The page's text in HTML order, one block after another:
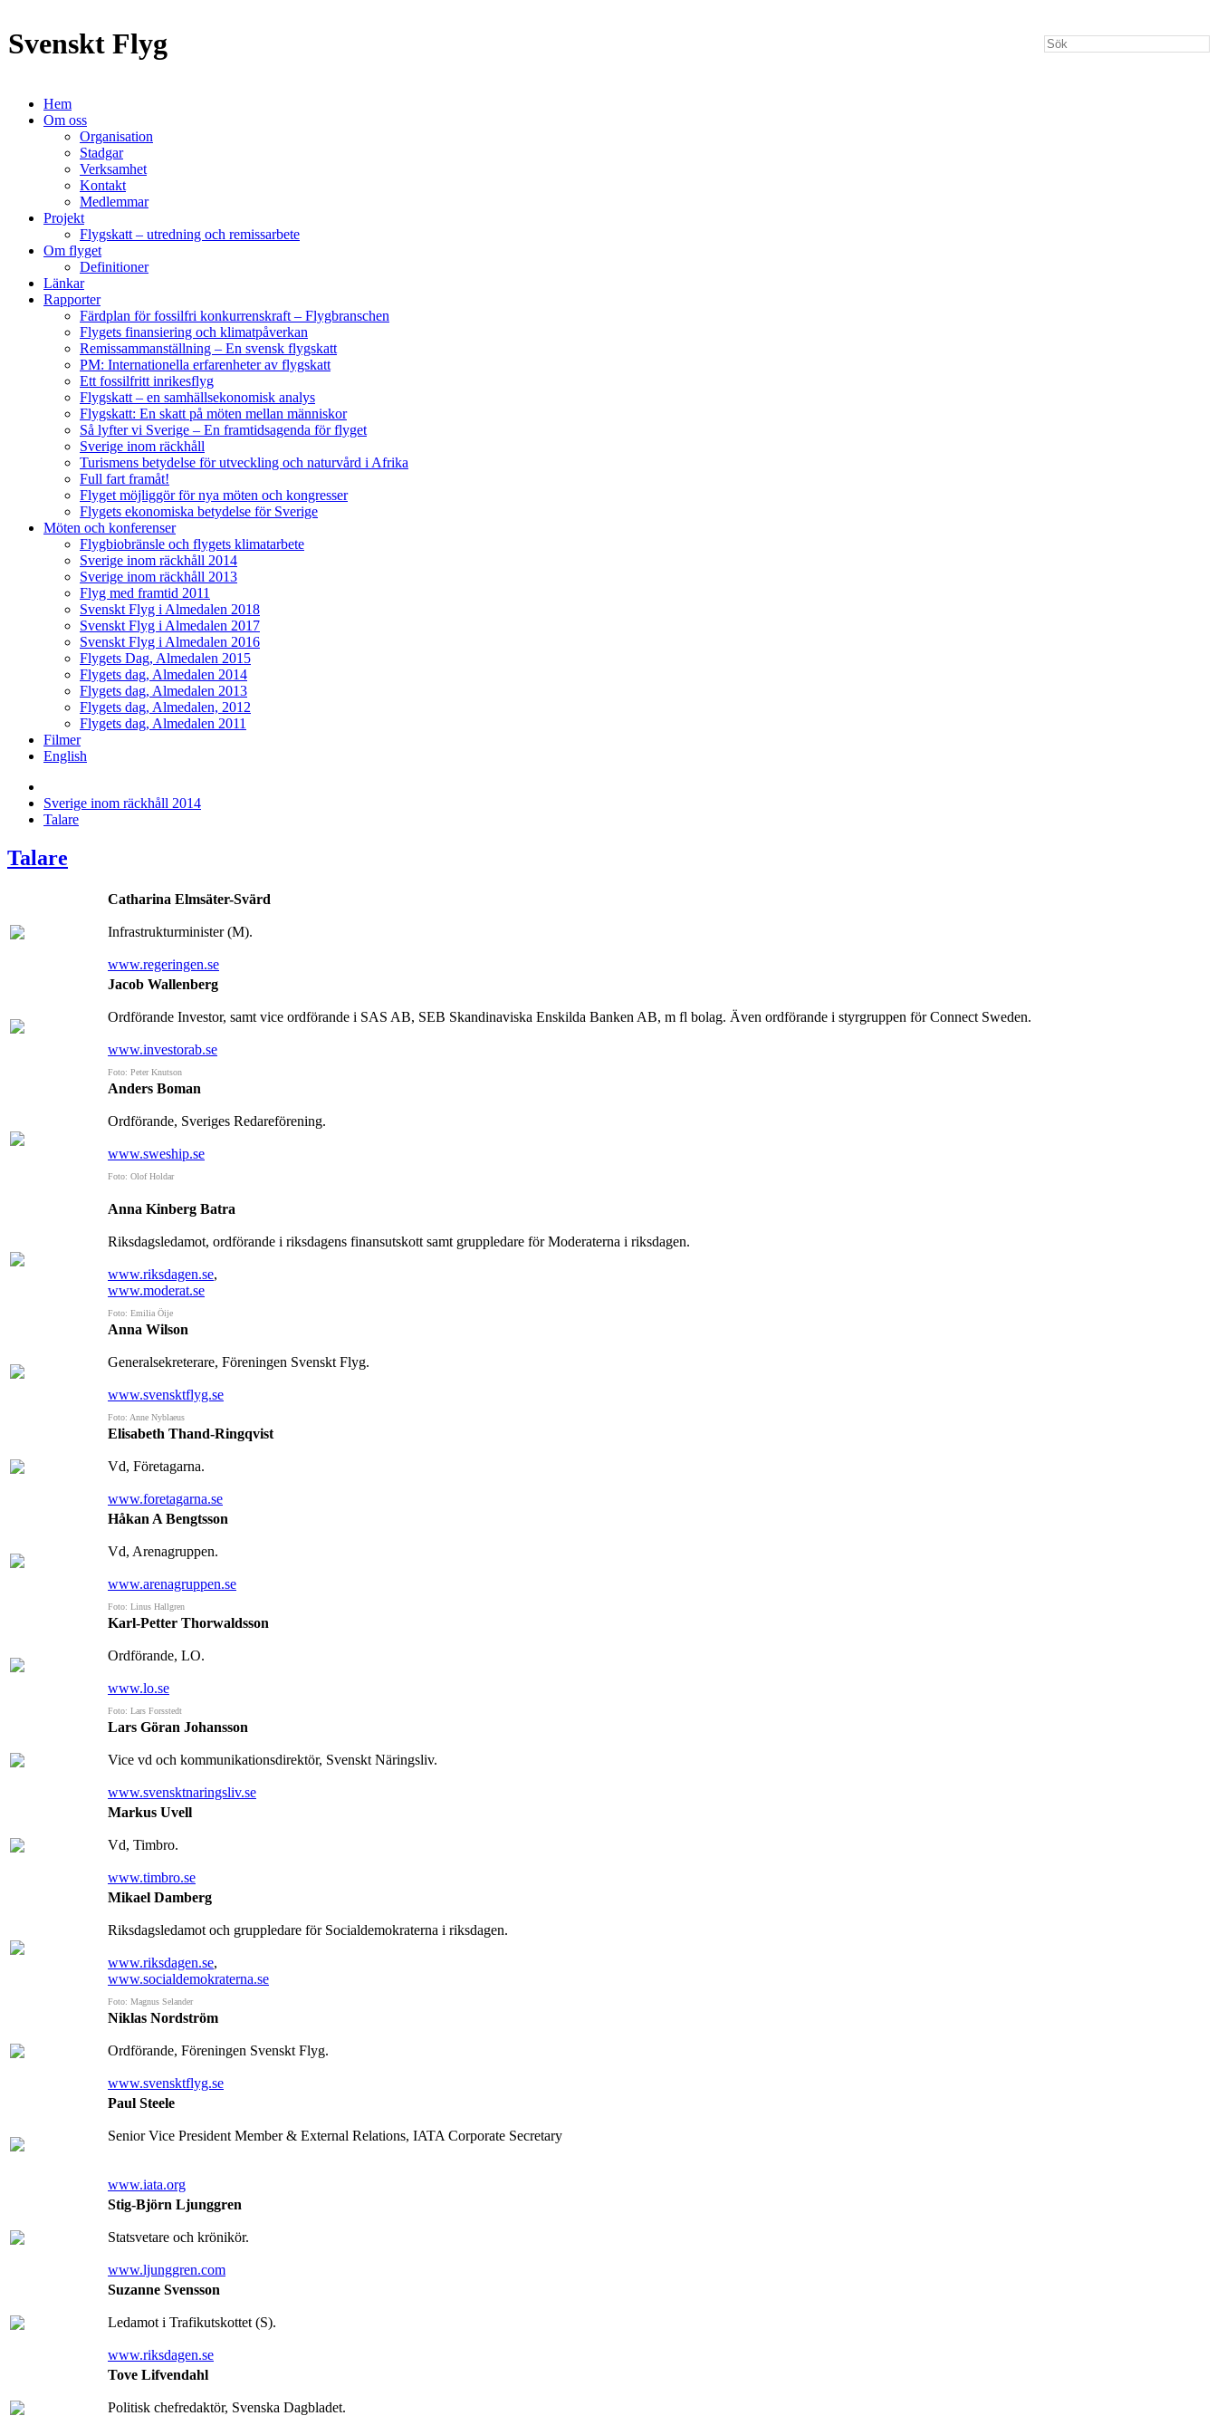
Svenskt Flyg
Hem
Om oss
Organisation
Stadgar
Verksamhet
Kontakt
Medlemmar
Projekt
Flygskatt – utredning och remissarbete
Om flyget
Definitioner
Länkar
Rapporter
Färdplan för fossilfri konkurrenskraft – Flygbranschen
Flygets finansiering och klimatpåverkan
Remissammanställning – En svensk flygskatt
PM: Internationella erfarenheter av flygskatt
Ett fossilfritt inrikesflyg
Flygskatt – en samhällsekonomisk analys
Flygskatt: En skatt på möten mellan människor
Så lyfter vi Sverige – En framtidsagenda för flyget
Sverige inom räckhåll
Turismens betydelse för utveckling och naturvård i Afrika
Full fart framåt!
Flyget möjliggör för nya möten och kongresser
Flygets ekonomiska betydelse för Sverige
Möten och konferenser
Flygbiobränsle och flygets klimatarbete
Sverige inom räckhåll 2014
Sverige inom räckhåll 2013
Flyg med framtid 2011
Svenskt Flyg i Almedalen 2018
Svenskt Flyg i Almedalen 2017
Svenskt Flyg i Almedalen 2016
Flygets Dag, Almedalen 2015
Flygets dag, Almedalen 2014
Flygets dag, Almedalen 2013
Flygets dag, Almedalen, 2012
Flygets dag, Almedalen 2011
Filmer
English
Sverige inom räckhåll 2014
Talare
Talare
Catharina Elmsäter-Svärd
Infrastrukturminister (M).
www.regeringen.se
Jacob Wallenberg
Ordförande Investor, samt vice ordförande i SAS AB, SEB Skandinaviska Enskilda Banken AB, m fl bolag. Även ordförande i styrgruppen för Connect Sweden.
www.investorab.se
Foto: Peter Knutson
Anders Boman
Ordförande, Sveriges Redareförening.
www.sweship.se
Foto: Olof Holdar
Anna Kinberg Batra
Riksdagsledamot, ordförande i riksdagens finansutskott samt gruppledare för Moderaterna i riksdagen.
www.riksdagen.se,
www.moderat.se
Foto: Emilia Öije
Anna Wilson
Generalsekreterare, Föreningen Svenskt Flyg.
www.svensktflyg.se
Foto: Anne Nyblaeus
Elisabeth Thand-Ringqvist
Vd, Företagarna.
www.foretagarna.se
Håkan A Bengtsson
Vd, Arenagruppen.
www.arenagruppen.se
Foto: Linus Hallgren
Karl-Petter Thorwaldsson
Ordförande, LO.
www.lo.se
Foto: Lars Forsstedt
Lars Göran Johansson
Vice vd och kommunikationsdirektör, Svenskt Näringsliv.
www.svensktnaringsliv.se
Markus Uvell
Vd, Timbro.
www.timbro.se
Mikael Damberg
Riksdagsledamot och gruppledare för Socialdemokraterna i riksdagen.
www.riksdagen.se,
www.socialdemokraterna.se
Foto: Magnus Selander
Niklas Nordström
Ordförande, Föreningen Svenskt Flyg.
www.svensktflyg.se
Paul Steele
Senior Vice President Member & External Relations, IATA Corporate Secretary
www.iata.org
Stig-Björn Ljunggren
Statsvetare och krönikör.
www.ljunggren.com
Suzanne Svensson
Ledamot i Trafikutskottet (S).
www.riksdagen.se
Tove Lifvendahl
Politisk chefredaktör, Svenska Dagbladet.